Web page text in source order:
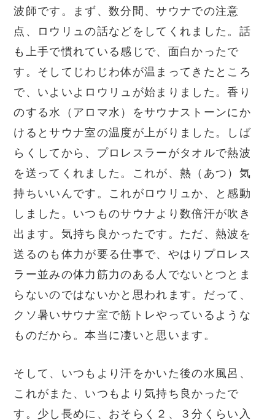
波師です。まず、数分間、サウナでの注意
点、ロウリュの話などをしてくれました。話
も上手で慣れている感じで、面白かったで
す。そしてじわじわ体が温まってきたところ
で、いよいよロウリュが始まりました。香り
のする水（アロマ水）をサウナストーンにか
けるとサウナ室の温度が上がりました。しば
らくしてから、プロレスラーがタオルで熱波
を送ってくれました。これが、熱（あつ）気
持ちいいんです。これがロウリュか、と感動
しました。いつものサウナより数倍汗が吹き
出ます。気持ち良かったです。ただ、熱波を
送るのも体力が要る仕事で、やはりプロレス
ラー並みの体力筋力のある人でないとつとま
らないのではないかと思われます。だって、
クソ暑いサウナ室で筋トレやっているような
ものだから。本当に凄いと思います。
そして、いつもより汗をかいた後の水風呂、
これがまた、いつもより気持ち良かったで
す。少し長めに、おそらく２、３分くらい入